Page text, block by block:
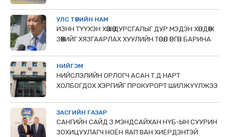
УЛС ТӨРИЙН НАМ
ИЗНН ТҮҮХЭН ХӨШӨӨ ДУРСГАЛЫГ ДУР МЭДЭН ХӨНДӨЖ
ЗӨӨХИЙГ ХЯЗГААРЛАХ ХУУЛИЙН ТӨСӨЛ ӨРГӨН БАРИНА
НИЙГЭМ
НИЙСЛЭЛИЙН ОРЛОГЧ АСАН Т.Д НАРТ
ХОЛБОГДОХ ХЭРГИЙГ ПРОКУРОРТ ШИЛЖҮҮЛЖЭЭ
ЗАСГИЙН ГАЗАР
САНГИЙН САЙД З.МЭНДСАЙХАН НҮБ-ЫН СУУРИН
ЗОХИЦУУЛАГЧ НОЁН ЯАП ВАН ХИЕРДЭНТЭЙ